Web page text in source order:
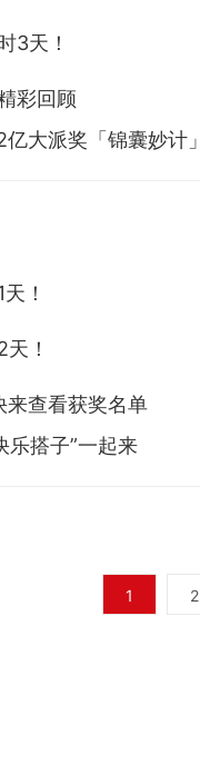
3天！
彩回顾
大派奖「锦囊妙计」
！
！
来查看获奖名单
乐搭子”一起来
1 2